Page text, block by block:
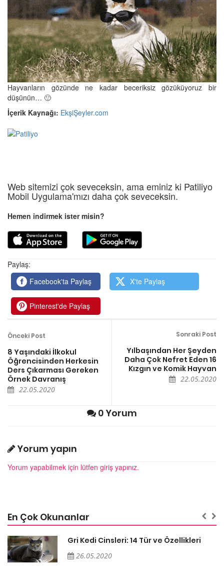
Hayvanların gözünde ne kadar beceriksiz gözüküyoruz bir
düşünün… 🙂
İçerik Kaynağı: EkşiŞeyler.com
Web sitemizi çok seveceksin, ama eminiz ki Patiliyo
Mobil Uygulama'mızı daha çok seveceksin.
Hemen indirmek ister misin?
Paylaş:
Facebook'ta Paylaş
X'te Paylaş
Pinterest'de Paylaş
Önceki Post
8 Yaşındaki İlkokul
Öğrencisinden Herkesin
Ders Çıkarması Gereken
Örnek Davranış
22.05.2020
Sonraki Post
Yılbaşından Her Şeyden
Daha Çok Nefret Eden 16
Kızgın ve Komik Hayvan
22.05.2020
0 Yorum
Yorum yapın
Yorum yapabilmek için lütfen giriş yapınız.
En Çok Okunanlar
Gri Kedi Cinsleri: 14 Tür ve Özellikleri
26.05.2020